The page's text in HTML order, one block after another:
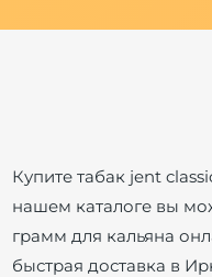
Купите табак jent
нашем каталоге вы
грамм для кальяна
быстрая доставка в